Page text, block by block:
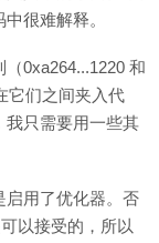
很难解释。
0xa264...1220 和
它们之间夹入代
我只需要用一些其
启用了优化器。否
以接受的，所以